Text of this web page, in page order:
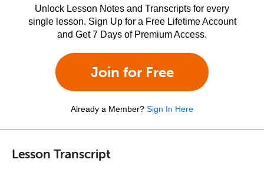
Unlock Lesson Notes and Transcripts for every
single lesson. Sign Up for a Free Lifetime Account
and Get 7 Days of Premium Access.
Join for Free
Already a Member? Sign In Here
Lesson Transcript